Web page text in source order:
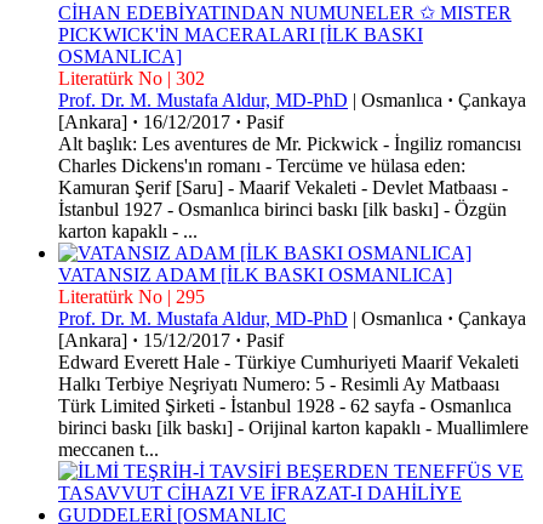
CİHAN EDEBİYATINDAN NUMUNELER ✩ MISTER
PICKWICK'İN MACERALARI [İLK BASKI
OSMANLICA]
Literatürk No | 302
Prof. Dr. M. Mustafa Aldur, MD-PhD | Osmanlıca · Çankaya
[Ankara] · 16/12/2017 · Pasif
Alt başlık: Les aventures de Mr. Pickwick - İngiliz romancısı
Charles Dickens'ın romanı - Tercüme ve hülasa eden:
Kamuran Şerif [Saru] - Maarif Vekaleti - Devlet Matbaası -
İstanbul 1927 - Osmanlıca birinci baskı [ilk baskı] - Özgün
karton kapaklı - ...
VATANSIZ ADAM [İLK BASKI OSMANLICA]
Literatürk No | 295
Prof. Dr. M. Mustafa Aldur, MD-PhD | Osmanlıca · Çankaya
[Ankara] · 15/12/2017 · Pasif
Edward Everett Hale - Türkiye Cumhuriyeti Maarif Vekaleti
Halkı Terbiye Neşriyatı Numero: 5 - Resimli Ay Matbaası
Türk Limited Şirketi - İstanbul 1928 - 62 sayfa - Osmanlıca
birinci baskı [ilk baskı] - Orijinal karton kapaklı - Muallimlere
meccanen t...